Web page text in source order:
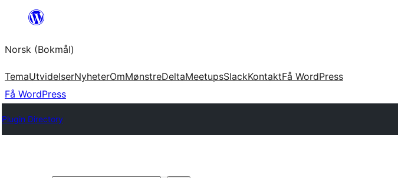
Hopp
innhold
Norsk (Bokmål)
TemaUtvidelserNyheterOmMønstreDeltaMeetupsSlackKontaktFå WordPress
Få WordPress
Plugin Directory